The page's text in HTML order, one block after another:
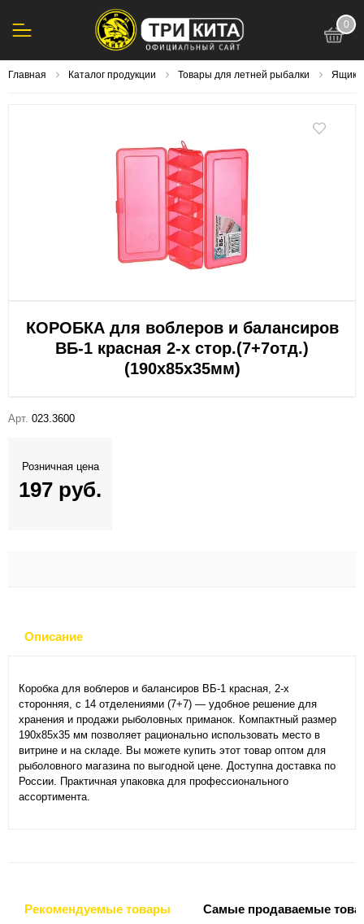
0
Главная Каталог продукции Товары для летней рыбалки
КОРОБКА для воблеров и балансиров
ВБ-1 красная 2-х стор.(7+7отд.)
(190х85х35мм)
Арт. 023.3600
Розничная цена
197 руб.
Описание
Коробка для воблеров и балансиров ВБ-1 красная, 2-х
сторонняя, с 14 отделениями (7+7) — удобное решение для
хранения и продажи рыболовных приманок. Компактный размер
190х85х35 мм позволяет рационально использовать место в
витрине и на складе. Вы можете купить этот товар оптом для
рыболовного магазина по выгодной цене. Доступна доставка по
России. Практичная упаковка для профессионального
ассортимента.
Рекомендуемые товары Самые продаваемые